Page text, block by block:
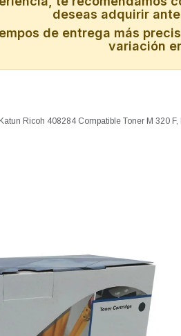
deseas adquirir
de entrega más
variación
Katun Ricoh 408284 Compatible Toner M 320